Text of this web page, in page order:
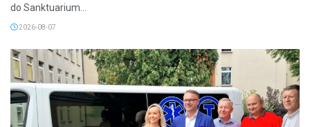
do Sanktuarium...
2026-08-07